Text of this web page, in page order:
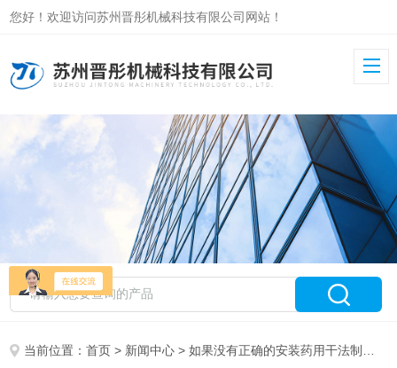
您好！欢迎访问苏州晋彤机械科技有限公司网站！
当前位置：首页 > 新闻中心 > 如果没有正确的安装药用干法制粒机会怎样